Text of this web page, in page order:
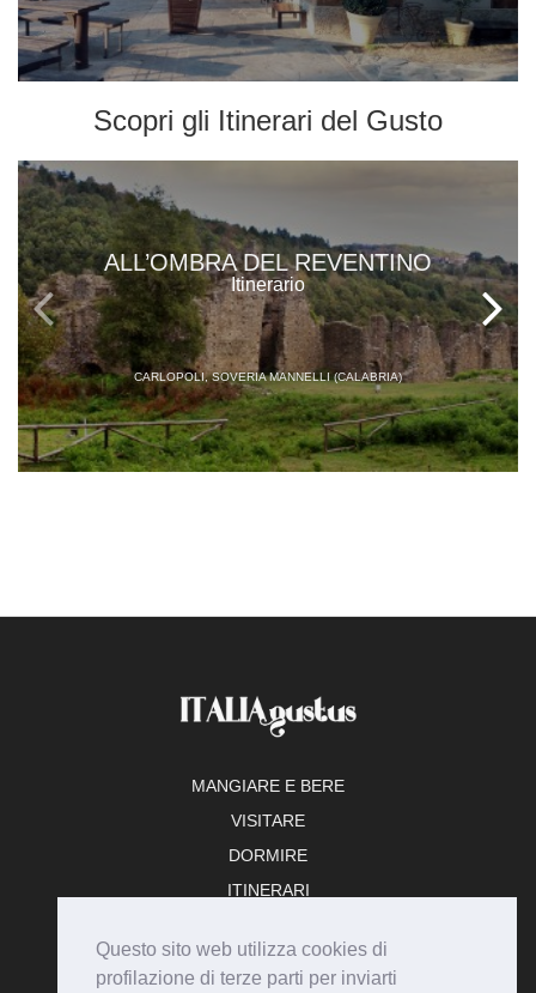
Questo sito web utilizza cookies di
profilazione di terze parti per inviarti
Scopri gli Itinerari del Gusto
ALL’OMBRA DEL REVENTINO
Itinerario
CARLOPOLI, SOVERIA MANNELLI (CALABRIA)
MANGIARE E BERE
VISITARE
DORMIRE
ITINERARI
ADERISCI